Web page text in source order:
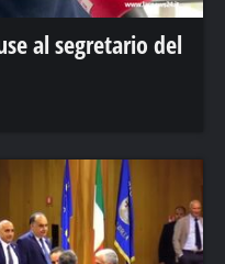
al segretario del